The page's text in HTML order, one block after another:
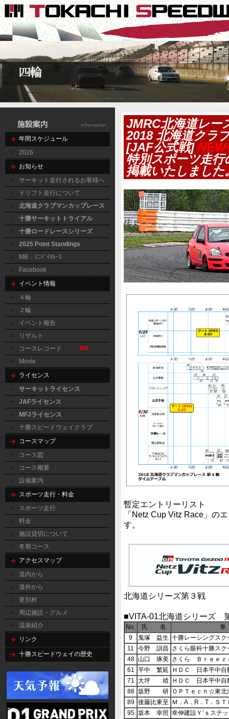
年間スケジュール
2026
お知らせ
サーキット走行されるお客様へ
ドリフト走行について
北海道クラブマンカップレース
十勝サーキットトライアル
十勝ロードレースシリーズ
2025 Point Standings
MB：ﾐﾆﾊﾞｲｸﾚｰｽ
Facebook
イベント情報
４輪
２輪
イベント報告
リザルト
コースレコード
NR
Movie
ライセンス
サーキットライセンス
JAFライセンス
MFJライセンス
十勝スピードウェイクラブ
コースマップ
コース図
コース概要
設備案内
スポーツ走行・料金
スポーツ走行
料金
施設貸切について
冬期コース
アクセスマップ
道内から
道外から
更別村
周辺施設・グルメ
温泉紹介
リンク
十勝スピードウェイの歴史
JMRC北海道レー
2018 北海道クラ
[JAF公式戦]
特別スポーツ走
掲載いたしました
暫定エントリーリスト
「Netz Cup Vitz Race」の
す。
北海道シリーズ第３戦
■VITA-01北海道シリーズ
No. 氏 名
9
鬼塚 益生 十勝レーシングス
11
今野 訓昌 さくら眼科十勝スク
48
山口 琢美 さくら Ｂｒｅｅ
61 平中 繁延
ＨＤＣ 日本平中自
71 大坪 靖
ＨＤＣ 日本平中自
88 坂野 研 ＯＰＴｅｃｈ☆東北
89 後藤比東至
Ｍ．A．R．T．Ｓ
95 坂本 幸照 幸伸建設Ｙ’ｓステ